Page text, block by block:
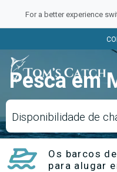
For a better experience
Pesca em
Disponibilidade de
Os barcos
para alugar